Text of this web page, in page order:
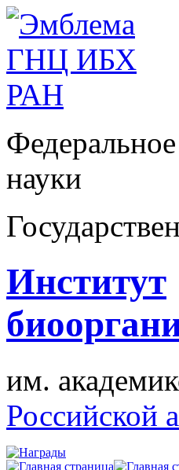
науки
Институт
им.
Российской